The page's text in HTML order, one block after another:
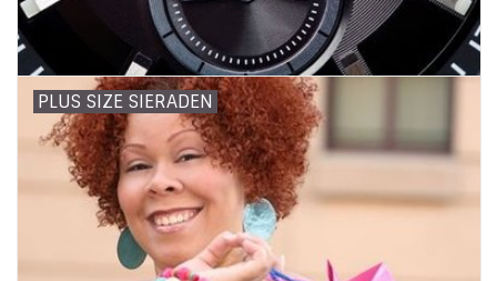
PLUS SIZE SIERADEN